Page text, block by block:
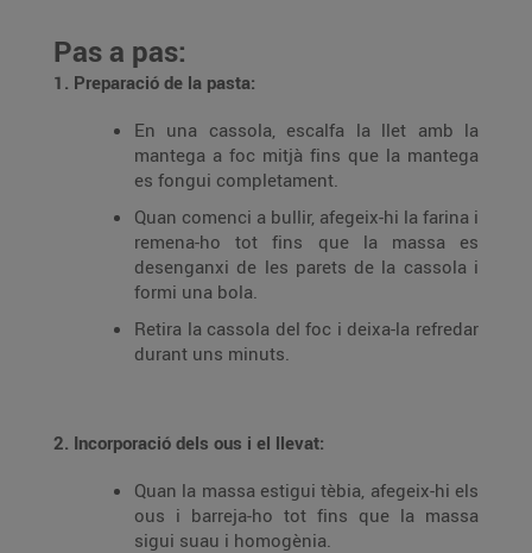
Pas a pas:
1. Preparació de la pasta:
En una cassola, escalfa la llet amb la
mantega a foc mitjà fins que la mantega
es fongui completament.
Quan comenci a bullir, afegeix-hi la farina i
remena-ho tot fins que la massa es
desenganxi de les parets de la cassola i
formi una bola.
Retira la cassola del foc i deixa-la refredar
durant uns minuts.
2. Incorporació dels ous i el llevat:
Quan la massa estigui tèbia, afegeix-hi els
ous i barreja-ho tot fins que la massa
sigui suau i homogènia.